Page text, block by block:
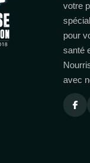
votre
pour
santé
avec